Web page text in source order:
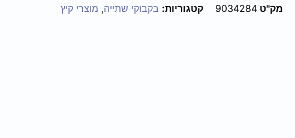
מק"ט 9034284 קטגוריות: בקבוקי שתייה, מוצרי קיץ